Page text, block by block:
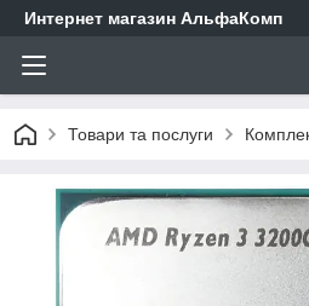
Интернет магазин АльфаКомп
Товари та послуги